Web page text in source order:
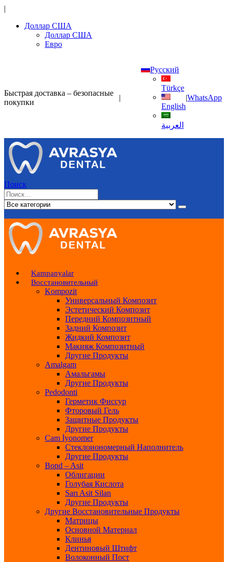
|
Доллар США
Доллар США
Евро
Быстрая доставка – безопасные
покупки
|
Русский
Türkçe
English
العربية
|WhatsApp
Поиск
Kampanyalar
Восстановительный
Kompozit
Универсальный Композит
Эстетический Композит
Передний Композитный
Задний Композит
Жидкий Композит
Макияж Композитный
Другие Продукты
Amalgam
Амальгамы
Другие Продукты
Pedodonti
Герметик Фиссур
Фторовый Гель
Защитные Продукты
Другие Продукты
Cam İyonomer
Стеклоиономерный Наполнитель
Другие Продукты
Bond – Asit
Облигации
Голубая Кислота
Sarı Asit Silan
Другие Продукты
Другие Восстановительные Продукты
Матрицы
Основной Материал
Клинья
Дентиновый Штифт
Волоконный Пост